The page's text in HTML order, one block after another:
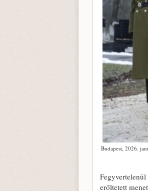
Budapest, 2026.
erőltetett